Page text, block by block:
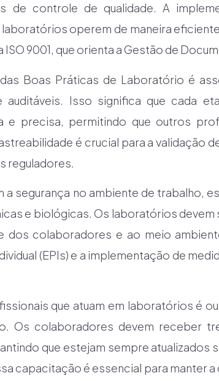
de controle de qualidade. A
operem de maneira
9001, que orienta a Gestão de
Boas Práticas de Laboratório é
auditáveis. Isso significa que cada
e precisa, permitindo que outros
é crucial para a validação
reguladores.
a segurança no ambiente de trabalho,
e biológicas. Os laboratórios
dos colaboradores e ao meio
(EPIs) e a implementação de
que atuam em laboratórios é
Os colaboradores devem receber
que estejam sempre atualizados
capacitação é essencial para manter